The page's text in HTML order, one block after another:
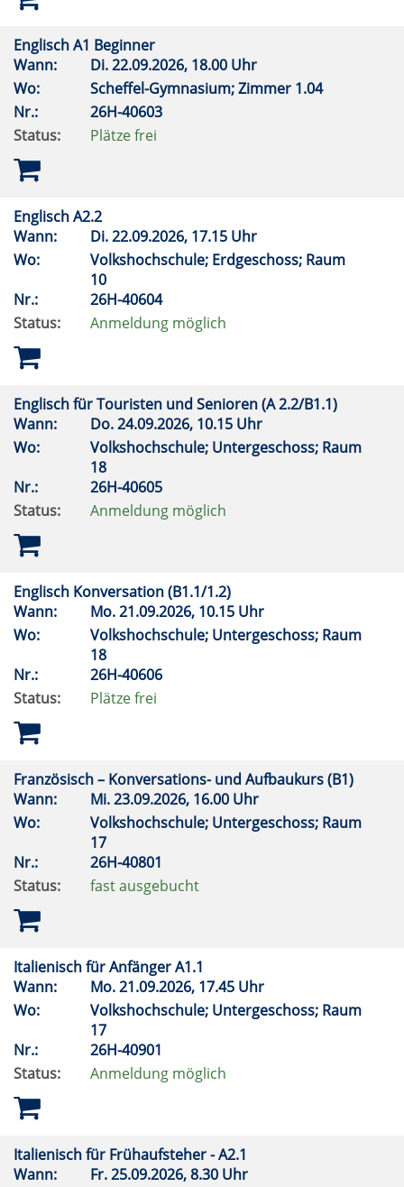
Englisch A1 Beginner
Wann:
Di.22.09.2026, 18.00 Uhr
Wo:
Scheffel-Gymnasium; Zimmer 1.04
Nr.:
26H-40603
Status:
Plätze frei
Englisch A2.2
Wann:
Di.22.09.2026, 17.15 Uhr
Wo:
Volkshochschule; Erdgeschoss; Raum
10
Nr.:
26H-40604
Status:
Anmeldung möglich
Englisch für Touristen und Senioren (A 2.2/B1.1)
Wann:
Do.24.09.2026, 10.15 Uhr
Wo:
Volkshochschule; Untergeschoss; Raum
18
Nr.:
26H-40605
Status:
Anmeldung möglich
Englisch Konversation (B1.1/1.2)
Wann:
Mo.21.09.2026, 10.15 Uhr
Wo:
Volkshochschule; Untergeschoss; Raum
18
Nr.:
26H-40606
Status:
Plätze frei
Französisch – Konversations- und Aufbaukurs (B1)
Wann:
Mi.23.09.2026, 16.00 Uhr
Wo:
Volkshochschule; Untergeschoss; Raum
17
Nr.:
26H-40801
Status:
fast ausgebucht
Italienisch für Anfänger A1.1
Wann:
Mo.21.09.2026, 17.45 Uhr
Wo:
Volkshochschule; Untergeschoss; Raum
17
Nr.:
26H-40901
Status:
Anmeldung möglich
Italienisch für Frühaufsteher - A2.1
Wann:
Fr.25.09.2026, 8.30 Uhr